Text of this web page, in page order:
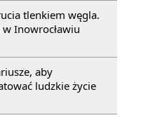
tlenkiem węgla.
Inowrocławiu
aby
ludzkie życie